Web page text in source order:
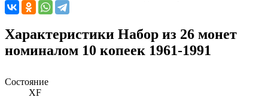
Характеристики Набор из 26 монет
номиналом 10 копеек 1961-1991
Состояние
XF